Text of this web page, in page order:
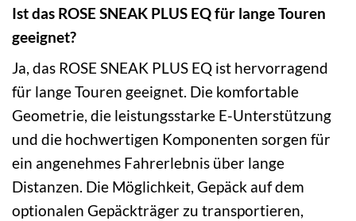
Ist das ROSE SNEAK PLUS EQ für lange Touren
geeignet?
Ja, das ROSE SNEAK PLUS EQ ist hervorragend
für lange Touren geeignet. Die komfortable
Geometrie, die leistungsstarke E-Unterstützung
und die hochwertigen Komponenten sorgen für
ein angenehmes Fahrerlebnis über lange
Distanzen. Die Möglichkeit, Gepäck auf dem
optionalen Gepäckträger zu transportieren,